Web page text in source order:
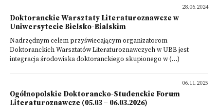
28.06.2024
Doktoranckie Warsztaty Literaturoznawcze w
Uniwersytecie Bielsko-Bialskim
Nadrzędnym celem przyświecającym organizatorom
Doktoranckich Warsztatów Literaturoznawczych w UBB jest
integracja środowiska doktoranckiego skupionego w (...)
06.11.2025
Ogólnopolskie Doktorancko-Studenckie Forum
Literaturoznawcze (05.03 – 06.03.2026)